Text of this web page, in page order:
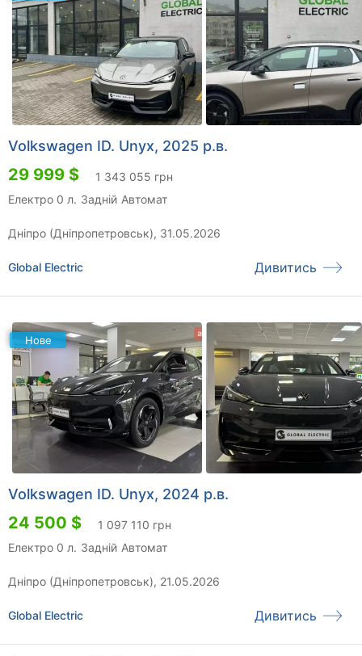
Volkswagen ID. Unyx, 2025 р.в.
29 999 $
1 343 055 грн
Електро 0 л. Задній Автомат
Дніпро (Дніпропетровськ), 31.05.2026
Global Electric Дивитись
Нове
Volkswagen ID. Unyx, 2024 р.в.
24 500 $
1 097 110 грн
Електро 0 л. Задній Автомат
Дніпро (Дніпропетровськ), 21.05.2026
Global Electric Дивитись